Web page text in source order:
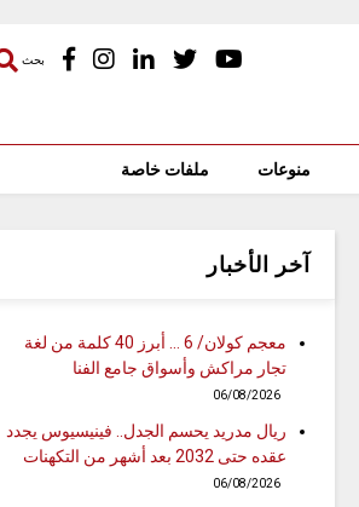
بحث
منوعات ملفات خاصة
آخر الأخبار
معجم كولان/ 6 … أبرز 40 كلمة من لغة
تجار مراكش وأسواق جامع الفنا
06/08/2026
ريال مدريد يحسم الجدل.. فينيسيوس يجدد
عقده حتى 2032 بعد أشهر من التكهنات
06/08/2026